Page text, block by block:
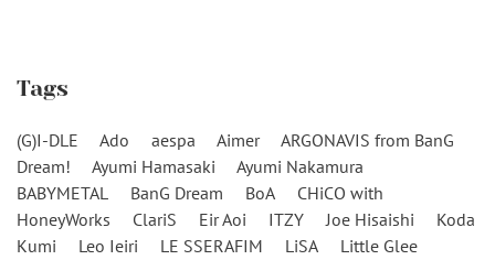
Tags
(G)I-DLE Ado aespa Aimer
ARGONAVIS from BanG
Dream!
Ayumi Hamasaki
Ayumi Nakamura
BABYMETAL
BanG Dream BoA
CHiCO with
HoneyWorks
ClariS Eir Aoi ITZY Joe Hisaishi
Koda
Kumi
Leo Ieiri LE SSERAFIM LiSA
Little Glee